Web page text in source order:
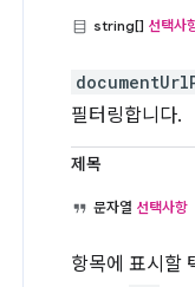
string[] 선택사
필터링합니다.
제목
문자열 선택사항
항목에 표시할